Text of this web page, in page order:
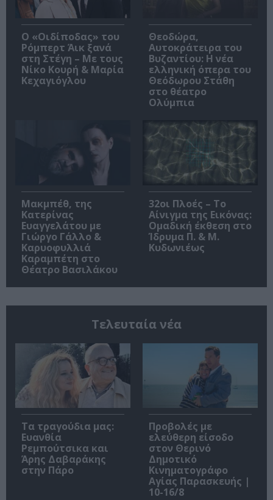
O «Οιδίποδας» του
Ρόμπερτ Άικ ξανά
στη Στέγη – Με τους
Νίκο Κουρή & Μαρία
Κεχαγιόγλου
Θεοδώρα,
Αυτοκράτειρα του
Βυζαντίου: Η νέα
ελληνική όπερα του
Θεόδωρου Στάθη
στο θέατρο
Ολύμπια
Μακμπέθ, της
Κατερίνας
Ευαγγελάτου με
Γιώργο Γάλλο &
Καρυοφυλλιά
Καραμπέτη στο
Θέατρο Βασιλάκου
32οι Πλοές – Το
Αίνιγμα της Εικόνας:
Ομαδική έκθεση στο
Ίδρυμα Π. & Μ.
Κυδωνιέως
Τελευταία νέα
Τα τραγούδια μας:
Ευανθία
Ρεμπούτσικα και
Άρης Δαβαράκης
στην Πάρο
Προβολές με
ελεύθερη είσοδο
στον Θερινό
Δημοτικό
Κινηματογράφο
Αγίας Παρασκευής |
10-16/8